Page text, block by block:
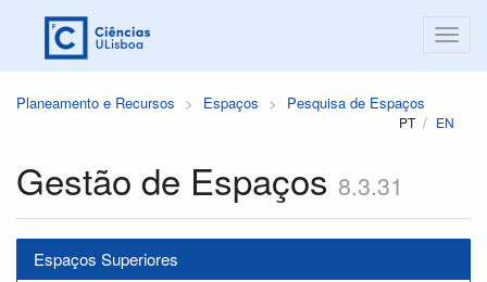
Planeamento e Recursos Espaços Pesquisa de Espaços
PT EN
Gestão de Espaços 8.3.31
Espaços Superiores